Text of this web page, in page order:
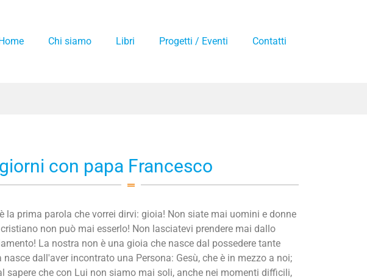
Chi siamo Libri Progetti / Eventi Contatti
con papa Francesco
la prima parola che vorrei dirvi: gioia! Non siate mai uomini e donne
non può mai esserlo! Non lasciatevi prendere mai dallo
La nostra non è una gioia che nasce dal possedere tante
nasce dall'aver incontrato una Persona: Gesù, che è in mezzo a noi;
sapere che con Lui non siamo mai soli, anche nei momenti difficili,